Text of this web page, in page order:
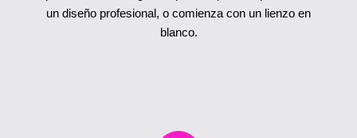
un diseño profesional, o comienza con un lienzo en
blanco.